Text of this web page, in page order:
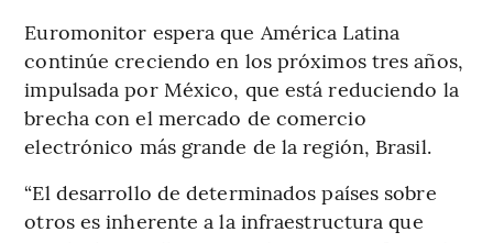
Euromonitor espera que América Latina
continúe creciendo en los próximos tres años,
impulsada por México, que está reduciendo la
brecha con el mercado de comercio
electrónico más grande de la región, Brasil.
“El desarrollo de determinados países sobre
otros es inherente a la infraestructura que